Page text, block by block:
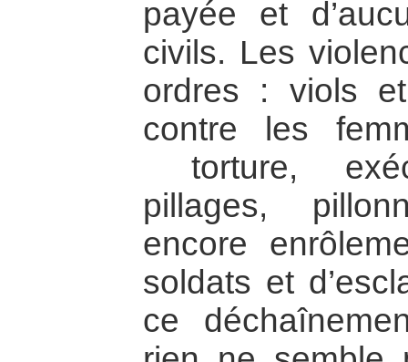
payée et
civils. Les
ordres : viols
contre les
torture,
pillages,
encore
soldats et
ce